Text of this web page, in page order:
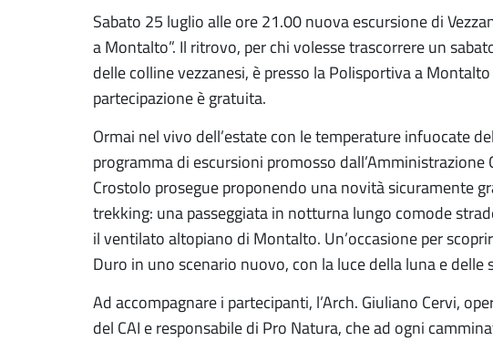
Sabato 25 luglio alle ore 21.00 nuova escursione di
a Montalto”. Il ritrovo, per chi volesse trascorrere un
delle colline vezzanesi, è presso la Polisportiva a
partecipazione è gratuita.
Ormai nel vivo dell’estate con le temperature infuocate
programma di escursioni promosso dall’Amministrazione
Crostolo prosegue proponendo una novità sicuramente
trekking: una passeggiata in notturna lungo comode
il ventilato altopiano di Montalto. Un’occasione per
Duro in uno scenario nuovo, con la luce della luna e delle
Ad accompagnare i partecipanti, l’Arch. Giuliano Cervi,
del CAI e responsabile di Pro Natura, che ad ogni